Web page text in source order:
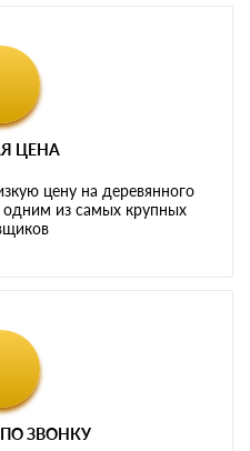
ЦЕНА
цену на деревянного
одним из самых крупных
ЗВОНКУ